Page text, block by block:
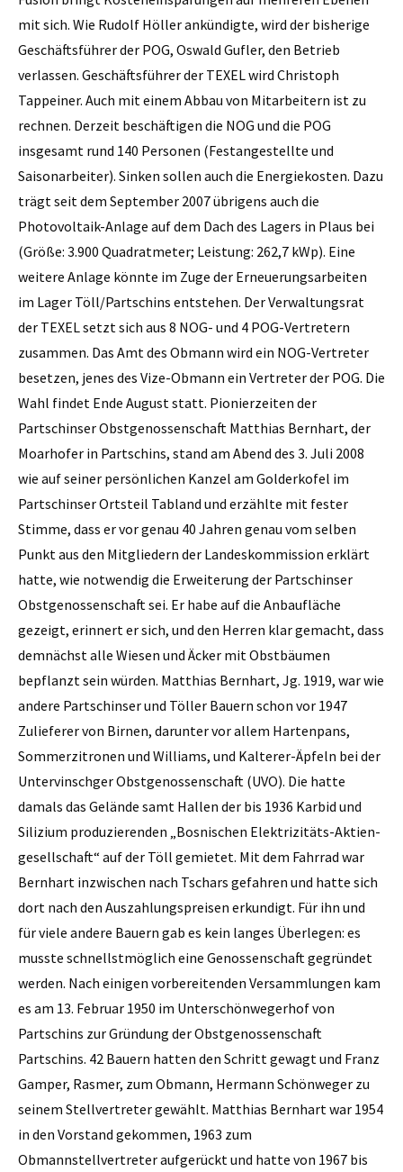
mit sich. Wie Rudolf Höller ankündigte, wird der bisherige
Geschäftsführer der POG, Oswald Gufler, den Betrieb
verlassen. Geschäfts­führer der TEXEL wird Christoph
Tappeiner. Auch mit einem Abbau von Mitarbeitern ist zu
rechnen. Derzeit beschäftigen die NOG und die POG
insgesamt rund 140 Personen (Festangestellte und
Saisonarbeiter). Sinken sollen auch die Energiekosten. Dazu
trägt seit dem September 2007 übrigens auch die
Photovoltaik-Anlage auf dem Dach des Lagers in Plaus bei
(Größe: 3.900 Quadrat­meter; Leistung: 262,7 kWp). Eine
weitere Anlage könnte im Zuge der Erneuerungsarbeiten
im Lager Töll/Partschins entstehen. Der Verwaltungsrat
der ­TEXEL setzt sich aus 8 NOG- und 4 POG-Vertretern
zusammen. Das Amt des Obmann wird ein NOG-Vertreter
besetzen, jenes des Vize-Obmann ein Vertreter der POG. Die
Wahl findet Ende August statt. Pionierzeiten der
Partschinser Obstgenossenschaft Matthias Bernhart, der
Moarhofer in Partschins, stand am Abend des 3. Juli 2008
wie auf seiner persönlichen Kanzel am Golderkofel im
Partschinser Ortsteil Tabland und erzählte mit fester
Stimme, dass er vor genau 40 Jahren genau vom selben
Punkt aus den Mitgliedern der Landeskommission erklärt
hatte, wie notwendig die Erweiterung der Partschinser
Obstgenossenschaft sei. Er habe auf die Anbaufläche
gezeigt, erinnert er sich, und den Herren klar gemacht, dass
demnächst alle Wiesen und Äcker mit Obstbäumen
bepflanzt sein würden. ­Matthias Bernhart, Jg. 1919, war wie
andere ­Partschinser und Töller Bauern schon vor 1947
Zulieferer von Birnen, darunter vor allem Hartenpans,
Sommerzitronen und Williams, und Kalterer-Äpfeln bei der
Untervinschger Obstgenossenschaft (UVO). Die hatte
damals das Gelände samt Hallen der bis 1936 Karbid und
Silizium produzierenden „Bosnischen Elektrizitäts-Aktien­
gesellschaft“ auf der Töll gemietet. Mit dem Fahrrad war
Bernhart in­zwischen nach Tschars gefahren und hatte sich
dort nach den Auszahlungspreisen erkundigt. Für ihn und
für viele andere Bauern gab es kein langes Überlegen: es
musste schnellstmöglich eine Genossenschaft gegründet
werden. Nach einigen vorbereitenden Versammlungen kam
es am 13. Februar 1950 im Unterschönwegerhof von
Partschins zur Gründung der Obstgenossenschaft
Partschins. 42 Bauern hatten den Schritt gewagt und Franz
Gamper, Rasmer, zum Obmann, Hermann Schönweger zu
seinem Stellvertreter gewählt. Matthias Bernhart war 1954
in den Vorstand gekommen, 1963 zum
Obmannstellvertreter aufgerückt und hatte von 1967 bis